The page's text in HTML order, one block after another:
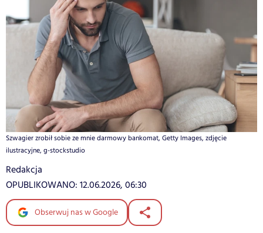
Szwagier zrobił sobie ze mnie darmowy bankomat, Getty Images, zdjęcie
ilustracyjne, g-stockstudio
Redakcja
OPUBLIKOWANO: 12.06.2026, 06:30
Obserwuj nas w Google